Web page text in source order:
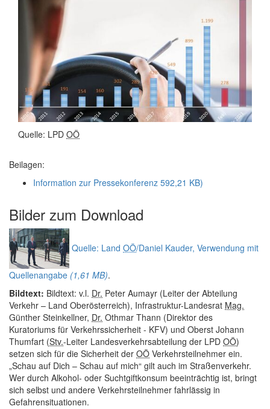
Quelle: LPD OÖ
Beilagen:
Information zur Pressekonferenz 592,21 KB)
Bilder zum Download
Quelle: Land OÖ/Daniel Kauder, Verwendung mit
Quellenangabe (1,61 MB).
Bildtext: Bildtext: v.l. Dr. Peter Aumayr (Leiter der Abteilung
Verkehr – Land Oberösterreich), Infrastruktur-Landesrat Mag.
Günther Steinkellner, Dr. Othmar Thann (Direktor des
Kuratoriums für Verkehrssicherheit - KFV) und Oberst Johann
Thumfart (Stv.-Leiter Landesverkehrsabteilung der LPD OÖ)
setzen sich für die Sicherheit der OÖ Verkehrsteilnehmer ein.
„Schau auf Dich – Schau auf mich“ gilt auch im Straßenverkehr.
Wer durch Alkohol- oder Suchtgiftkonsum beeinträchtig ist, bringt
sich selbst und andere Verkehrsteilnehmer fahrlässig in
Gefahrensituationen.